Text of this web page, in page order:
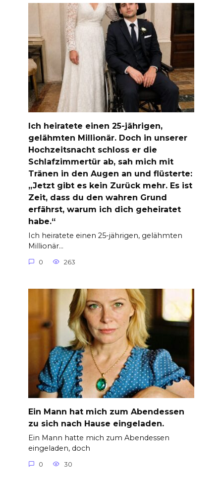
Ich heiratete einen 25-jährigen,
gelähmten Millionär. Doch in unserer
Hochzeitsnacht schloss er die
Schlafzimmertür ab, sah mich mit
Tränen in den Augen an und flüsterte:
„Jetzt gibt es kein Zurück mehr. Es ist
Zeit, dass du den wahren Grund
erfährst, warum ich dich geheiratet
habe.“
Ich heiratete einen 25-jährigen, gelähmten
Millionär…
0 263
Ein Mann hat mich zum Abendessen
zu sich nach Hause eingeladen.
Ein Mann hatte mich zum Abendessen
eingeladen, doch
0 30